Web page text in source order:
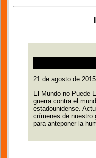
21 de agosto de 2015
El Mundo no Puede
guerra contra el
estadounidense.
crímenes de nuestro
para anteponer la